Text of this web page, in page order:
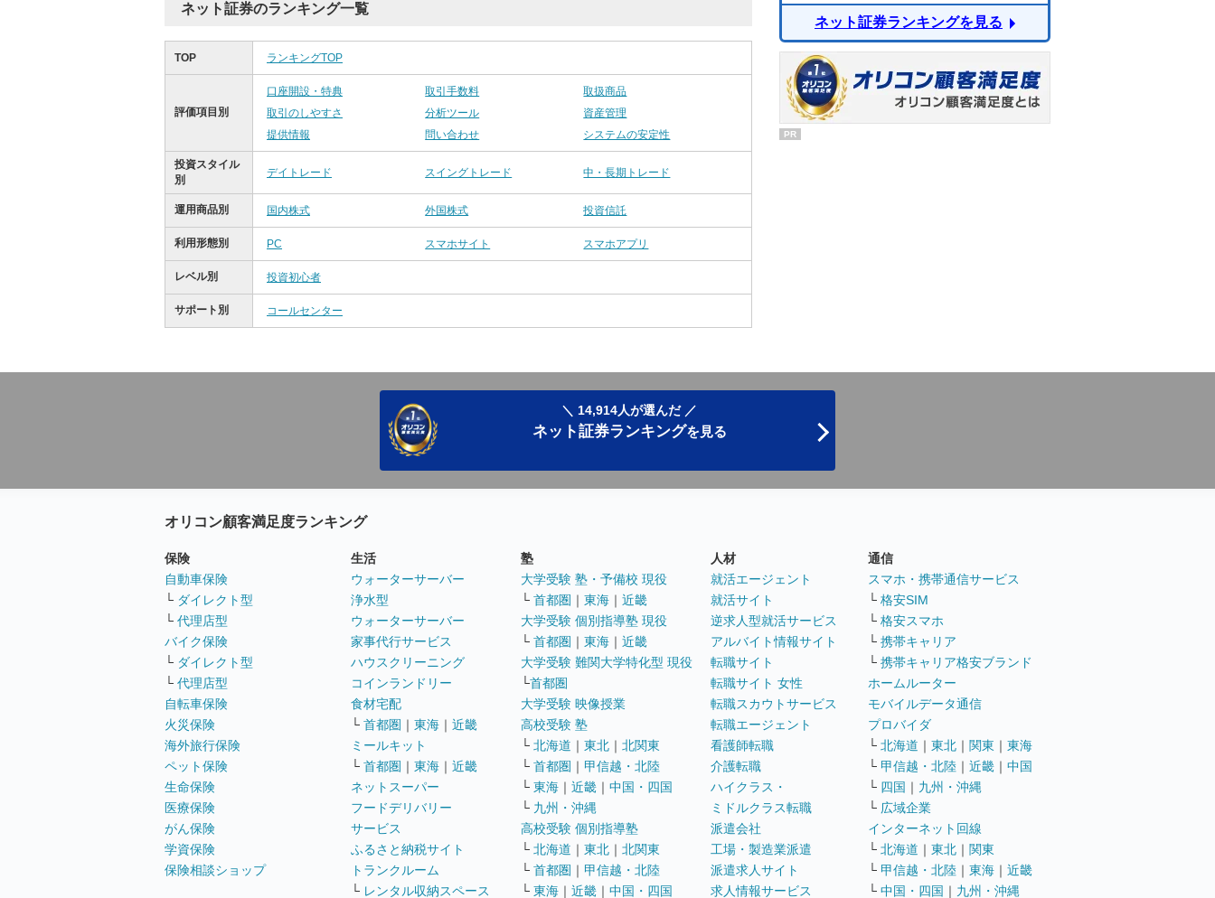
ネット証券のランキング一覧
TOP ランキングTOP
評価項目別
口座開設・特典 取引手数料
取扱商品
取引のしやすさ
分析ツール
資産管理
提供情報
問い合わせ システムの安定性
投資スタイル
別
デイトレード スイングトレード 中・長期トレード
運用商品別 国内株式 外国株式 投資信託
利用形態別 PC スマホサイト スマホアプリ
レベル別 投資初心者
サポート別 コールセンター
ネット証券ランキングを見る
PR
＼ 14,914人が選んだ ／
ネット証券ランキングを見る
オリコン顧客満足度ランキング
保険
自動車保険
└ ダイレクト型
└ 代理店型
バイク保険
└ ダイレクト型
└ 代理店型
自転車保険
火災保険
海外旅行保険
ペット保険
生命保険
医療保険
がん保険
学資保険
保険相談ショップ
生活
ウォーターサーバー
浄水型
ウォーターサーバー
家事代行サービス
ハウスクリーニング
コインランドリー
食材宅配
└ 首都圏 ｜ 東海 ｜ 近畿
ミールキット
└ 首都圏 ｜ 東海 ｜ 近畿
ネットスーパー
フードデリバリー
サービス
ふるさと納税サイト
トランクルーム
└ レンタル収納スペース
塾
大学受験 塾・予備校 現役
└ 首都圏 ｜ 東海 ｜ 近畿
大学受験 個別指導塾 現役
└ 首都圏 ｜ 東海 ｜ 近畿
大学受験 難関大学特化型 現役
└首都圏
大学受験 映像授業
高校受験 塾
└ 北海道 ｜ 東北 ｜ 北関東
└ 首都圏 ｜ 甲信越・北陸
└ 東海 ｜ 近畿 ｜ 中国・四国
└ 九州・沖縄
高校受験 個別指導塾
└ 北海道 ｜ 東北 ｜ 北関東
└ 首都圏 ｜ 甲信越・北陸
└ 東海 ｜ 近畿 ｜ 中国・四国
人材
就活エージェント
就活サイト
逆求人型就活サービス
アルバイト情報サイト
転職サイト
転職サイト 女性
転職スカウトサービス
転職エージェント
看護師転職
介護転職
ハイクラス・
ミドルクラス転職
派遣会社
工場・製造業派遣
派遣求人サイト
求人情報サービス
通信
スマホ・携帯通信サービス
└ 格安SIM
└ 格安スマホ
└ 携帯キャリア
└ 携帯キャリア格安ブランド
ホームルーター
モバイルデータ通信
プロバイダ
└ 北海道 ｜ 東北 ｜ 関東 ｜ 東海
└ 甲信越・北陸 ｜ 近畿 ｜ 中国
└ 四国 ｜ 九州・沖縄
└ 広域企業
インターネット回線
└ 北海道 ｜ 東北 ｜ 関東
└ 甲信越・北陸 ｜ 東海 ｜ 近畿
└ 中国・四国 ｜ 九州・沖縄